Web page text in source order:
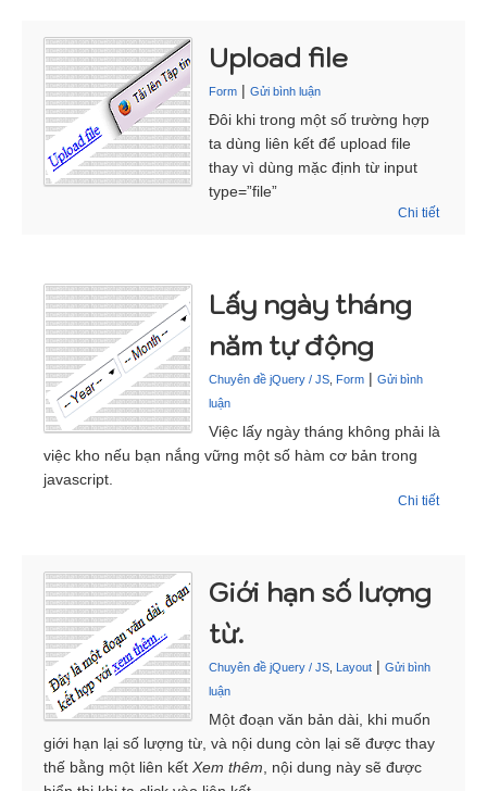
Upload file
Form | Gửi bình luận
Đôi khi trong một số trường hợp
ta dùng liên kết để upload file
thay vì dùng mặc định từ input
type=”file”
Chi tiết
Lấy ngày tháng
năm tự động
Chuyên đề jQuery / JS Form | Gửi bình
luận
Việc lấy ngày tháng không phải là
việc kho nếu bạn nắng vững một số hàm cơ bản trong
javascript.
Chi tiết
Giới hạn số lượng
từ.
Chuyên đề jQuery / JS Layout | Gửi bình
luận
Một đoạn văn bản dài, khi muốn
giới hạn lại số lượng từ, và nội dung còn lại sẽ được thay
thế bằng một liên kết Xem thêm , nội dung này sẽ được